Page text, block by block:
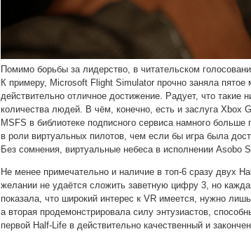
Помимо борьбы за лидерство, в читательском
К примеру, Microsoft Flight Simulator прочно заняла
действительно отличное достижение. Радует, что
количества людей. В чём, конечно, есть и заслуга
MSFS в библиотеке подписного сервиса намного больше
в роли виртуальных пилотов, чем если бы игра была
Без сомнения, виртуальные небеса в исполнении Asobo
Не менее примечательно и наличие в топ-6 сразу двух
желании не удаётся сложить заветную цифру 3, но
показала, что широкий интерес к VR имеется, нужно
а вторая продемонстрировала силу энтузиастов,
первой Half-Life в действительно качественный и